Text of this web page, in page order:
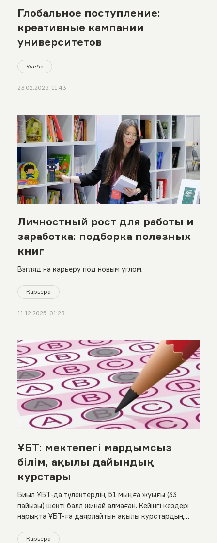
Глобальное поступление:
креативные кампании
университетов
Учеба
23.02.2026, 11:43
Личностный рост для работы и
заработка: подборка полезных
книг
Взгляд на карьеру под новым углом.
Карьера
11.12.2025, 01:28
ҰБТ: мектепегі мардымсыз
білім, ақылы дайындық
курстары
Биыл ҰБТ-да түлектердің 51 мыңға жуығы (33
пайызы) шекті балл жинай алмаған. Кейінгі кездері
нарықта ҰБТ-ға даярлайтын ақылы курстардың
орталыққа баратын оқушылар да көбейді
Карьера